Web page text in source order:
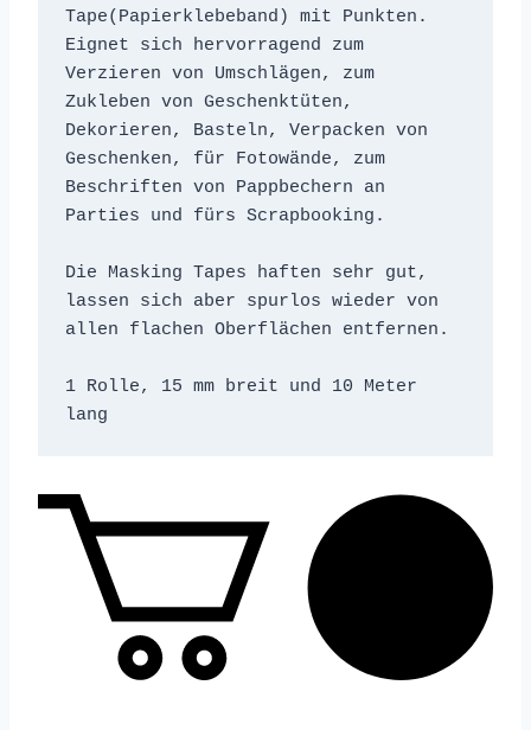
Tape(Papierklebeband) mit Punkten.
Eignet sich hervorragend zum
Verzieren von Umschlägen, zum
Zukleben von Geschenktüten,
Dekorieren, Basteln, Verpacken von
Geschenken, für Fotowände, zum
Beschriften von Pappbechern an
Parties und fürs Scrapbooking.
Die Masking Tapes haften sehr gut,
lassen sich aber spurlos wieder von
allen flachen Oberflächen entfernen.
1 Rolle, 15 mm breit und 10 Meter
lang